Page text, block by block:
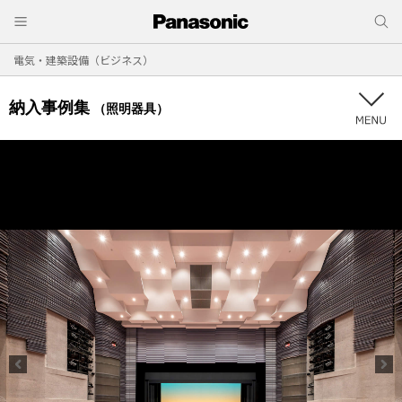
電気・建築設備（ビジネス）
納入事例集 （照明器具）